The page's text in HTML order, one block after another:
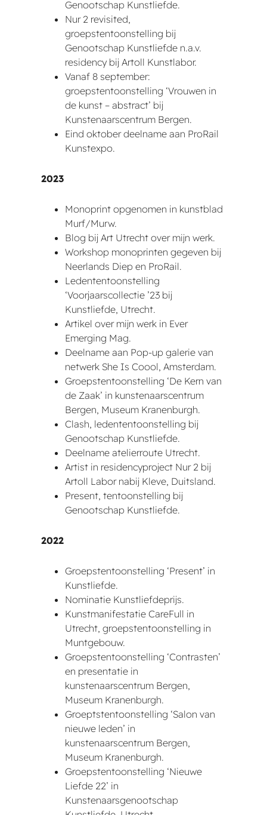
Genootschap Kunstliefde.
Nur 2 revisited,
groepstentoonstelling bij
Genootschap Kunstliefde n.a.v.
residency bij Artoll Kunstlabor.
Vanaf 8 september:
groepstentoonstelling ‘Vrouwen in
de kunst – abstract’ bij
Kunstenaarscentrum Bergen.
Eind oktober deelname aan ProRail
Kunstexpo.
2023
Monoprint opgenomen in kunstblad
Murf/Murw.
Blog bij Art Utrecht over mijn werk.
Workshop monoprinten gegeven bij
Neerlands Diep en ProRail.
Ledententoonstelling
‘Voorjaarscollectie ’23 bij
Kunstliefde, Utrecht.
Artikel over mijn werk in Ever
Emerging Mag.
Deelname aan Pop-up galerie van
netwerk She Is Coool, Amsterdam.
Groepstentoonstelling ‘De Kern van
de Zaak’ in kunstenaarscentrum
Bergen, Museum Kranenburgh.
Clash, ledententoonstelling bij
Genootschap Kunstliefde.
Deelname atelierroute Utrecht.
Artist in residencyproject Nur 2 bij
Artoll Labor nabij Kleve, Duitsland.
Present, tentoonstelling bij
Genootschap Kunstliefde.
2022
Groepstentoonstelling ‘Present’ in
Kunstliefde.
Nominatie Kunstliefdeprijs.
Kunstmanifestatie CareFull in
Utrecht, groepstentoonstelling in
Muntgebouw.
Groepstentoonstelling ‘Contrasten’
en presentatie in
kunstenaarscentrum Bergen,
Museum Kranenburgh.
Groeptstentoonstelling ‘Salon van
nieuwe leden’ in
kunstenaarscentrum Bergen,
Museum Kranenburgh.
Groepstentoonstelling ‘Nieuwe
Liefde 22’ in
Kunstenaarsgenootschap